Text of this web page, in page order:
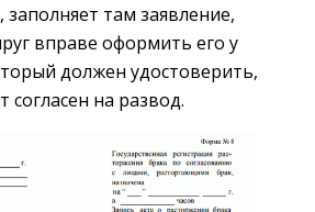
там заявление,
вправе оформить его у
должен удостоверить,
согласен на развод.